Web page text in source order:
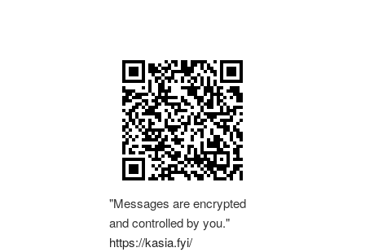
"Messages are encrypted
and controlled by you."
https://kasia.fyi/